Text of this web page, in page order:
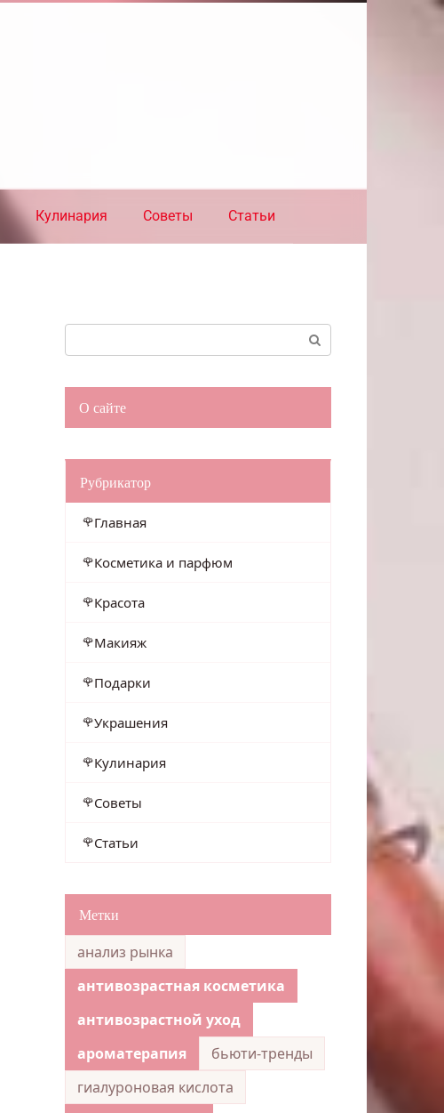
Кулинария Советы Статьи
О сайте
Рубрикатор
Главная
Косметика и парфюм
Красота
Макияж
Подарки
Украшения
Кулинария
Советы
Статьи
Метки
анализ рынка
антивозрастная косметика
антивозрастной уход
ароматерапия
бьюти-тренды
гиалуроновая кислота